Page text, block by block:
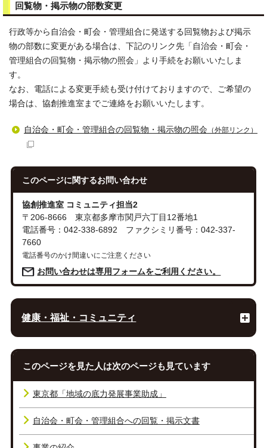
回覧物・掲示物の部数変更
行政等から自治会・町会・管理組合に発送する回覧物および掲示
物の部数に変更がある場合は、下記のリンク先「自治会・町会・
管理組合の回覧物・掲示物の照会」より手続をお願いいたしま
す。
なお、電話による変更手続も受け付けておりますので、ご希望の
場合は、協創推進室までご連絡をお願いいたします。
自治会・町会・管理組合の回覧物・掲示物の照会 （外部リンク）
このページに関するお問い合わせ
協創推進室 コミュニティ担当2
〒206-8666 東京都多摩市関戸六丁目12番地1
電話番号：042-338-6892 ファクシミリ番号：042-337-
7660
電話番号のかけ間違いにご注意ください
お問い合わせは専用フォームをご利用ください。
健康・福祉・コミュニティ
このページを見た人は次のページも見ています
東京都「地域の底力発展事業助成」
自治会・町会・管理組合への回覧・掲示文書